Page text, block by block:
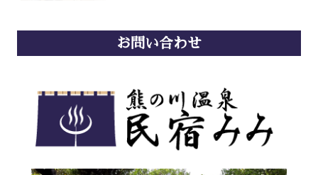
お問い合わせ